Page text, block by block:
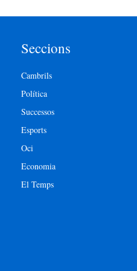
Seccions
Cambrils
Política
Successos
Esports
Oci
Economia
El Temps